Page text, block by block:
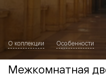
О коллекции Особенности
Межкомнатная